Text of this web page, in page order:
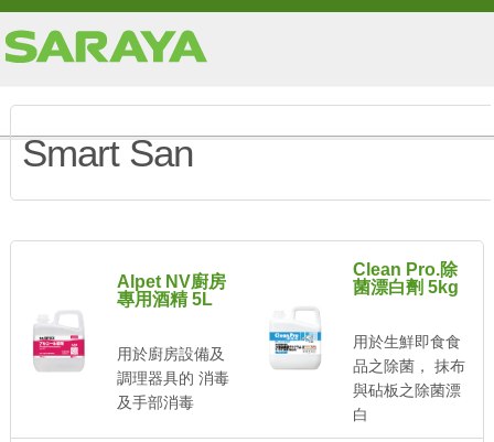
Smart San
Alpet NV廚房
專用酒精 5L
用於廚房設備及
調理器具的 消毒
及手部消毒
Clean Pro.除
菌漂白劑 5kg
用於生鮮即食食
品之除菌， 抹布
與砧板之除菌漂
白